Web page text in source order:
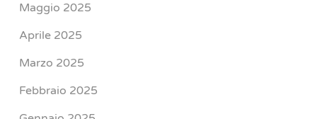
Maggio 2025
Aprile 2025
Marzo 2025
Febbraio 2025